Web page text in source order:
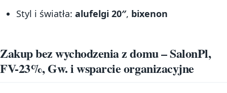
Styl i światła: alufelgi 20″, bixenon
Zakup bez wychodzenia z domu – SalonPl,
FV-23%, Gw. i wsparcie organizacyjne